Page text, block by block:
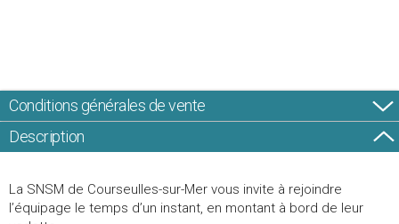
Conditions générales de vente
Description
La SNSM de Courseulles-sur-Mer vous invite à rejoindre
l’équipage le temps d’un instant, en montant à bord de leur